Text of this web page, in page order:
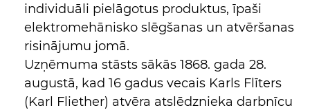
individuāli pielāgotus produktus, īpaši
elektromehānisko slēgšanas un atvēršanas
risinājumu jomā.
Uzņēmuma stāsts sākās 1868. gada 28.
augustā, kad 16 gadus vecais Karls Flīters
(Karl Fliether) atvēra atslēdznieka darbnīcu